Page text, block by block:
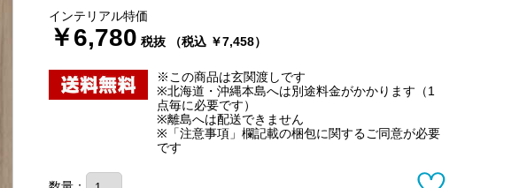
インテリアル特価
￥6,780 税抜 （税込 ￥7,458）
※この商品は玄関渡しです
※北海道・沖縄本島へは別途料金がかかります（1
点毎に必要です）
※離島へは配送できません
※「注意事項」欄記載の梱包に関するご同意が必要
です